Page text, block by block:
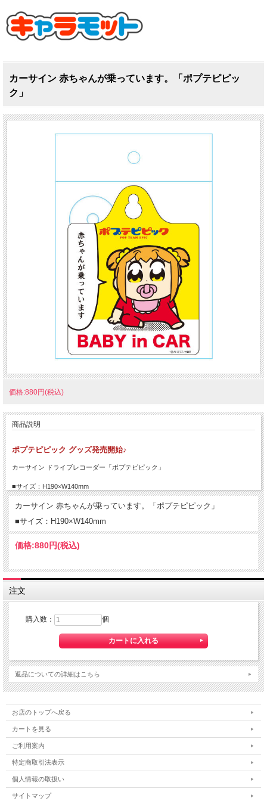
カーサイン 赤ちゃんが乗っています。「ポプテピピッ
ク」
価格:880円(税込)
商品説明
ポプテピピック グッズ発売開始♪
カーサイン ドライブレコーダー「ポプテピピック」
■サイズ：H190×W140mm
カーサイン 赤ちゃんが乗っています。「ポプテピピック」
■サイズ：H190×W140mm
価格:880円(税込)
注文
購入数： 個
返品についての詳細はこちら
お店のトップへ戻る
カートを見る
ご利用案内
特定商取引法表示
個人情報の取扱い
サイトマップ